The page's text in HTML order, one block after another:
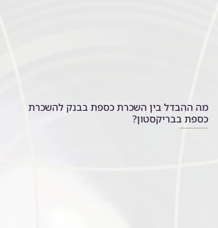
מה ההבדל בין השכרת כספת בבנק להשכרת
כספת בבריקסטון?